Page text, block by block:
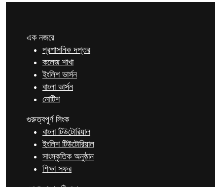
এক নজরে
প্রশাসনিক দপ্তর
কলেজ শাখা
ইংলিশ ভার্সন
বাংলা ভার্সন
নোটিশ
গুরুত্বপূর্ণ লিংক
বাংলা টিউটোরিয়াল
ইংলিশ টিউটোরিয়াল
সাংস্কৃতিক অনুষ্ঠান
শিক্ষা সফর